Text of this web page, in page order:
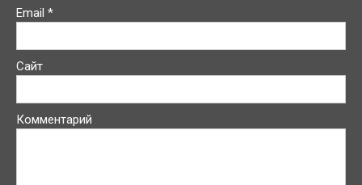
Email *
Сайт
Комментарий